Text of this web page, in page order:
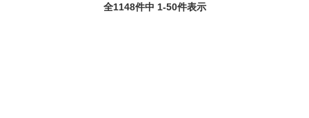
全1148件中 1-50件表示